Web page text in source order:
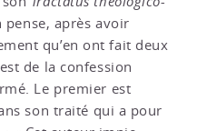
pense, après avoir
qu’en ont fait deux
de la confession
Le premier est
son traité qui a pour